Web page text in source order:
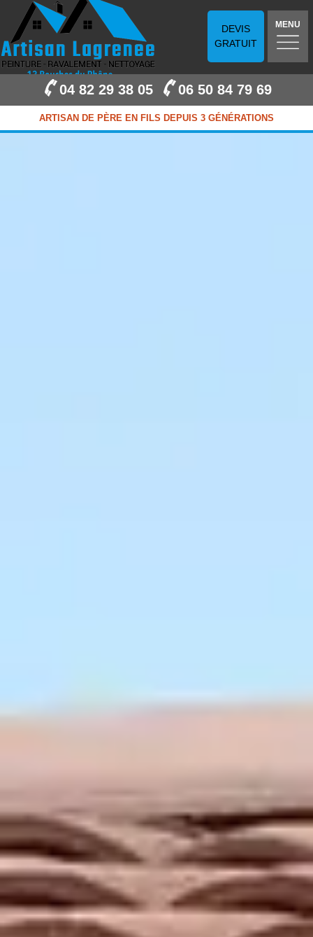
DEVIS
GRATUIT
MENU
04 82 29 38 05 06 50 84 79 69
ARTISAN DE PÈRE EN FILS DEPUIS 3 GÉNÉRATIONS